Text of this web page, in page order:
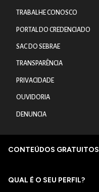
TRABALHE CONOSCO
PORTAL DO CREDENCIADO
SAC DO SEBRAE
TRANSPARÊNCIA
PRIVACIDADE
OUVIDORIA
DENUNCIA
CONTEÚDOS GRATUITOS
QUAL É O SEU PERFIL?